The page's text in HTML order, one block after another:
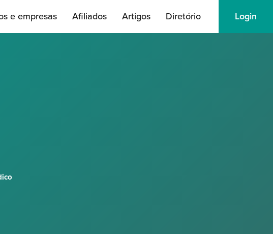
e empresas Afiliados Artigos Diretório Login